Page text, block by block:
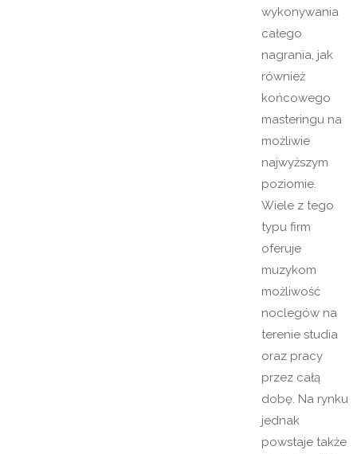
wykonywania
całego
nagrania, jak
również
końcowego
masteringu na
możliwie
najwyższym
poziomie.
Wiele z tego
typu firm
oferuje
muzykom
możliwość
noclegów na
terenie studia
oraz pracy
przez całą
dobę. Na rynku
jednak
powstaje także